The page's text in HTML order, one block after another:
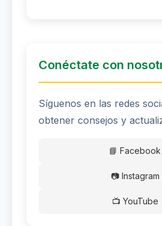
Conéctate con
Síguenos en las redes
obtener consejos y
📘 Facebook
📷 Instagram
📺 YouTube